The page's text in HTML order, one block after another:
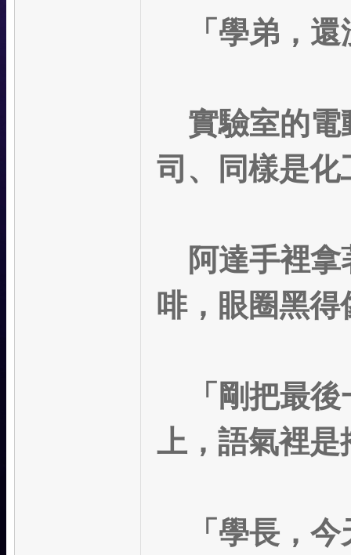
「學弟，還
實驗室的電
司、同樣是化
阿達手裡拿
啡，眼圈黑
「剛把最後
上，語氣裡
「學長，今